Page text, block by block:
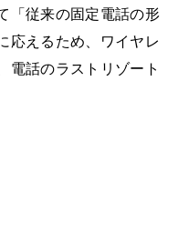
「従来の固定電話の形
応えるため、ワイヤレ
電話のラストリゾート